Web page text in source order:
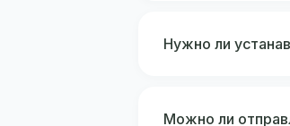
Нужно ли
Можно ли